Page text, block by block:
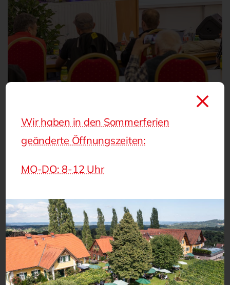
Wir haben in den Sommerferien
geänderte Öffnungszeiten:
MO-DO: 8-12 Uhr